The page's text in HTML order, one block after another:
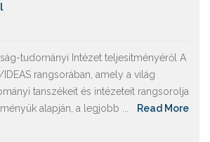
tudományi Intézet teljesítményéről A
IDEAS rangsorában, amely a világ
tanszékeit és intézeteit rangsorolja
alapján, a legjobb ...
Read More